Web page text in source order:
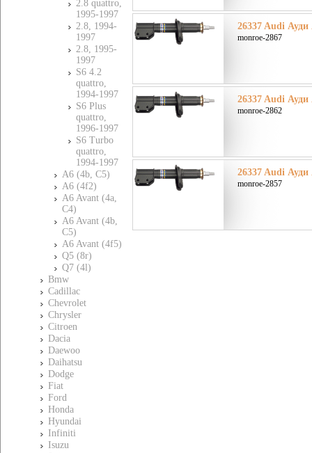
2.8 quattro,
1995-1997
2.8, 1994-
1997
2.8, 1995-
1997
S6 4.2
quattro,
1994-1997
S6 Plus
quattro,
1996-1997
S6 Turbo
quattro,
1994-1997
A6 (4b, C5)
A6 (4f2)
A6 Avant (4a,
C4)
A6 Avant (4b,
C5)
A6 Avant (4f5)
Q5 (8r)
Q7 (4l)
Bmw
Cadillac
Chevrolet
Chrysler
Citroen
Dacia
Daewoo
Daihatsu
Dodge
Fiat
Ford
Honda
Hyundai
Infiniti
Isuzu
26337 Audi Ауди
monroe-2867
26337 Audi Ауди
monroe-2862
26337 Audi Ауди
monroe-2857